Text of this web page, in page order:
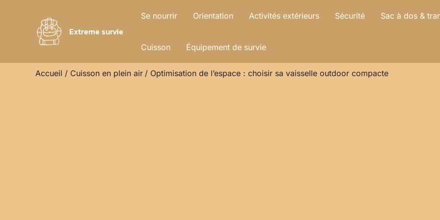
Extreme survie
Se nourrir Orientation Activités extérieurs Sécurité Sac à dos &
Cuisson Équipement de survie
Accueil Cuisson en plein air Optimisation de l’espace : choisir sa vaisselle outdoor compacte